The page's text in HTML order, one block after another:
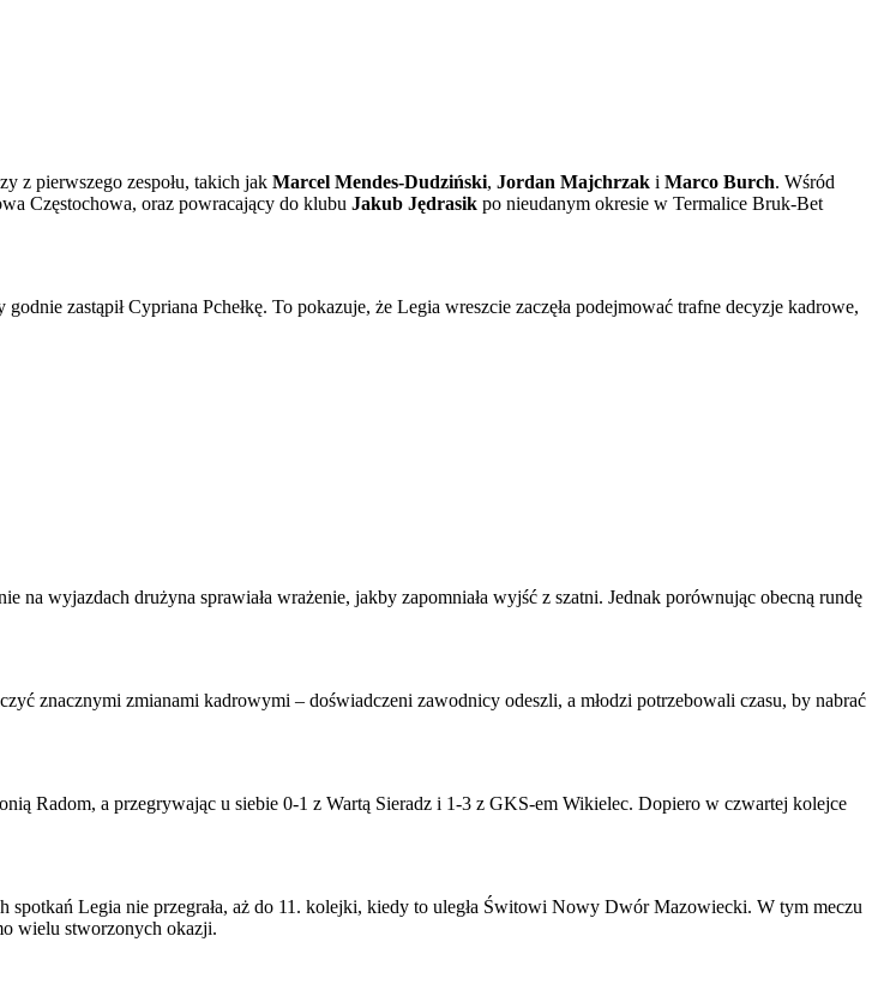
z pierwszego zespołu, takich jak Marcel Mendes-Dudziński, Jordan Majchrzak i Marco Burch. Wśród
Częstochowa, oraz powracający do klubu Jakub Jędrasik po nieudanym okresie w Termalice Bruk-Bet
zastąpił Cypriana Pchełkę. To pokazuje, że Legia wreszcie zaczęła podejmować trafne decyzje kadrowe,
na wyjazdach drużyna sprawiała wrażenie, jakby zapomniała wyjść z szatni. Jednak porównując obecną rundę
znacznymi zmianami kadrowymi – doświadczeni zawodnicy odeszli, a młodzi potrzebowali czasu, by nabrać
Radom, a przegrywając u siebie 0-1 z Wartą Sieradz i 1-3 z GKS-em Wikielec. Dopiero w czwartej kolejce
spotkań Legia nie przegrała, aż do 11. kolejki, kiedy to uległa Świtowi Nowy Dwór Mazowiecki. W tym meczu
wielu stworzonych okazji.